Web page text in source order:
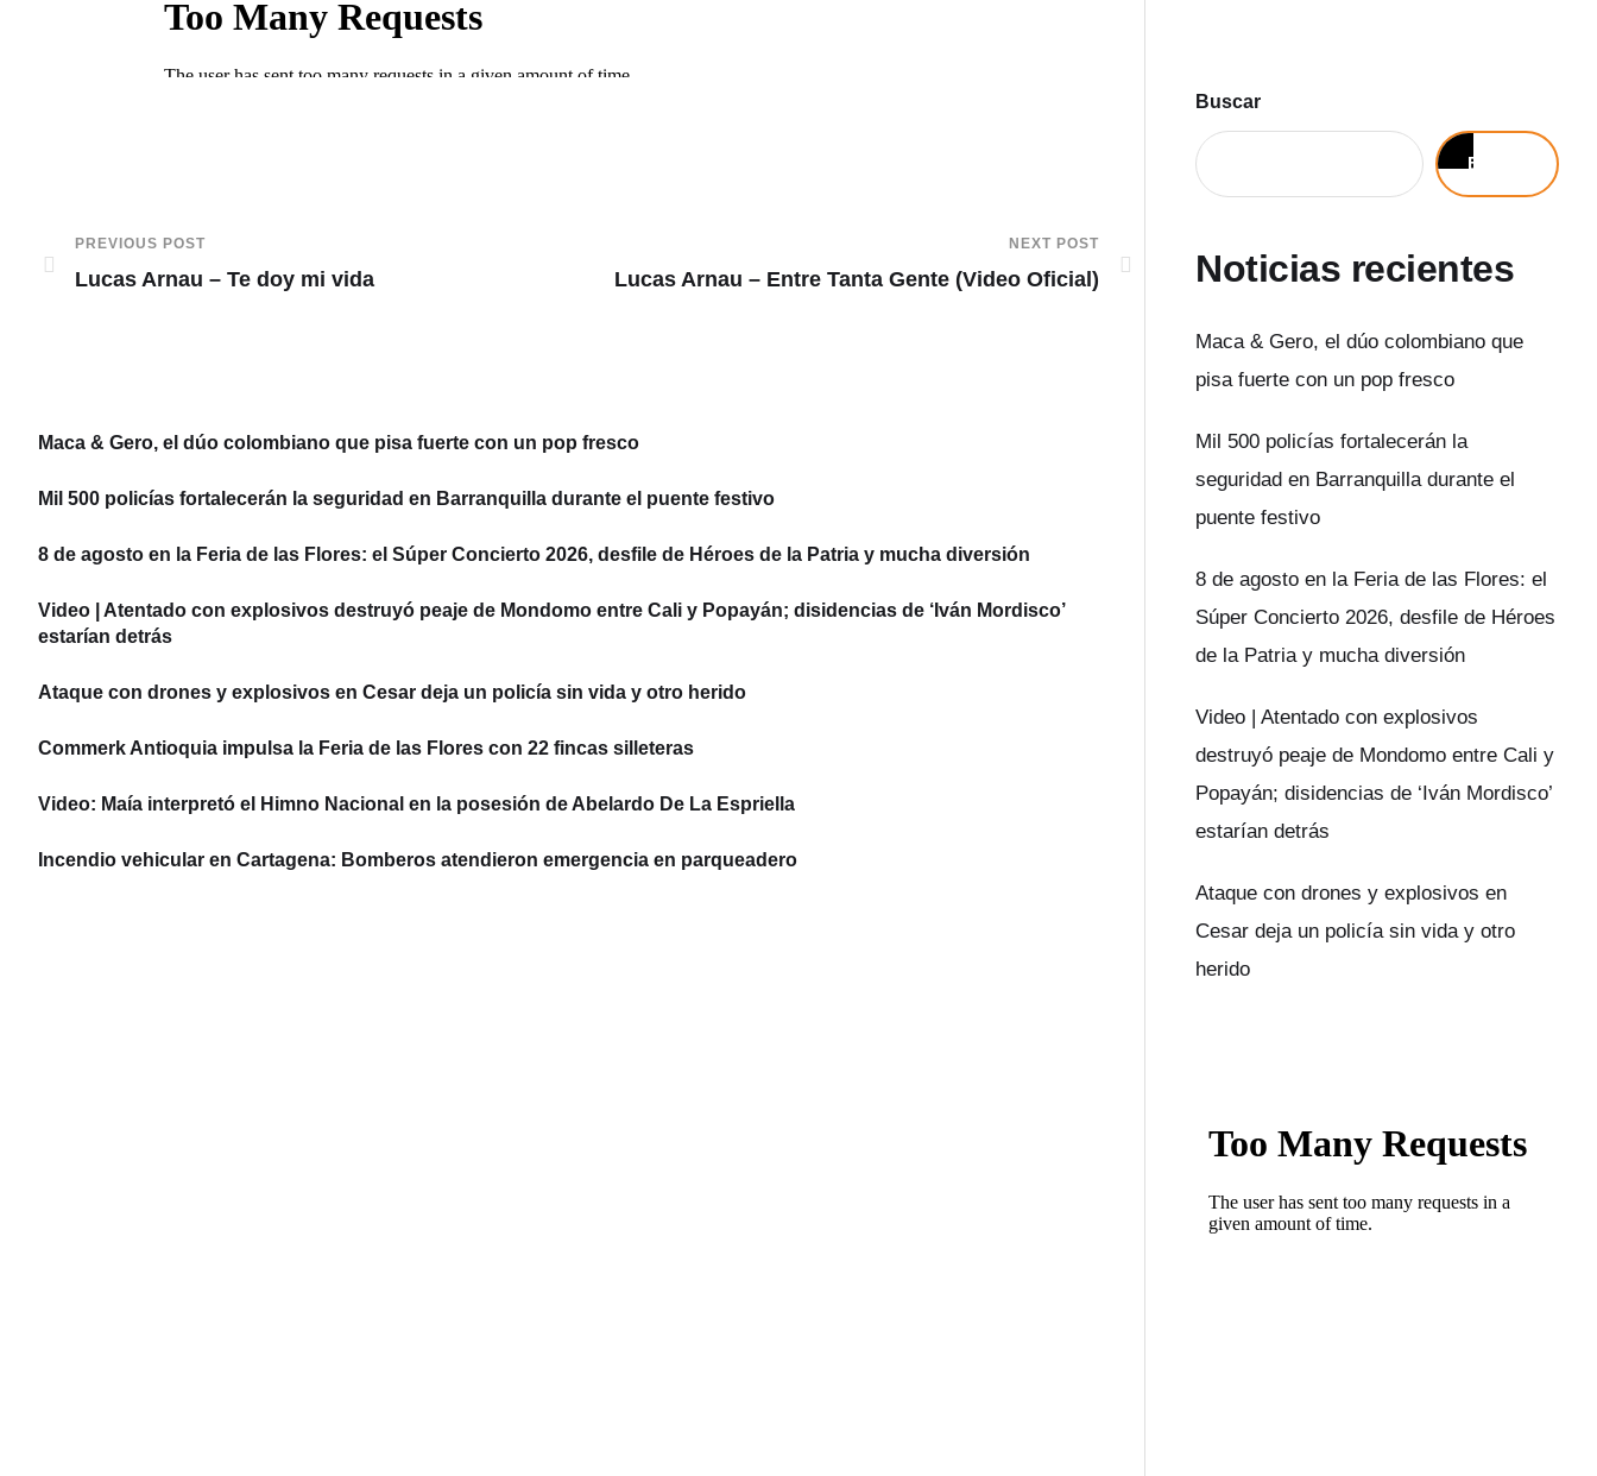
PREVIOUS POST
Lucas Arnau – Te doy mi vida
NEXT POST
Lucas Arnau – Entre Tanta Gente (Video Oficial)
Maca & Gero, el dúo colombiano que pisa fuerte con un pop fresco
Mil 500 policías fortalecerán la seguridad en Barranquilla durante el puente festivo
8 de agosto en la Feria de las Flores: el Súper Concierto 2026, desfile de Héroes de la Patria y mucha diversión
Video | Atentado con explosivos destruyó peaje de Mondomo entre Cali y Popayán; disidencias de ‘Iván Mordisco’
estarían detrás
Ataque con drones y explosivos en Cesar deja un policía sin vida y otro herido
Commerk Antioquia impulsa la Feria de las Flores con 22 fincas silleteras
Video: Maía interpretó el Himno Nacional en la posesión de Abelardo De La Espriella
Incendio vehicular en Cartagena: Bomberos atendieron emergencia en parqueadero
Buscar
Buscar
Noticias recientes
Maca & Gero, el dúo colombiano que
pisa fuerte con un pop fresco
Mil 500 policías fortalecerán la
seguridad en Barranquilla durante el
puente festivo
8 de agosto en la Feria de las Flores: el
Súper Concierto 2026, desfile de Héroes
de la Patria y mucha diversión
Video | Atentado con explosivos
destruyó peaje de Mondomo entre Cali y
Popayán; disidencias de ‘Iván Mordisco’
estarían detrás
Ataque con drones y explosivos en
Cesar deja un policía sin vida y otro
herido